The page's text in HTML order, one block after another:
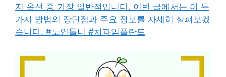
지 옵션 중 가장 일반적입니다. 이번 글에서는 이 두
가지 방법의 장단점과 주요 정보를 자세히 살펴보겠
습니다. #노인틀니 #치과임플란트